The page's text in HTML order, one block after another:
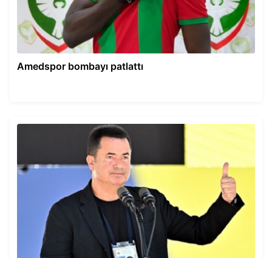
Amedspor bombayı patlattı